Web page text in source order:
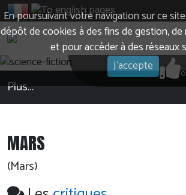
En poursuivant votre navigation sur ce
dépôt de cookies à des fins de gestion, de
et pour accéder à des réseaux
J'accepte
0
Plus…
MARS
(Mars)